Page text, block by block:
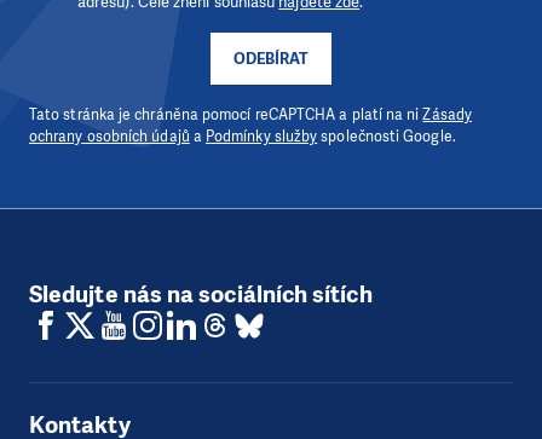
ODEBÍRAT
Tato stránka je chráněna pomocí reCAPTCHA a platí na niZásady
ochrany osobních údajů a Podmínky službyspolečnosti Google.
Sledujte nás na sociálních sítích
Kontakty